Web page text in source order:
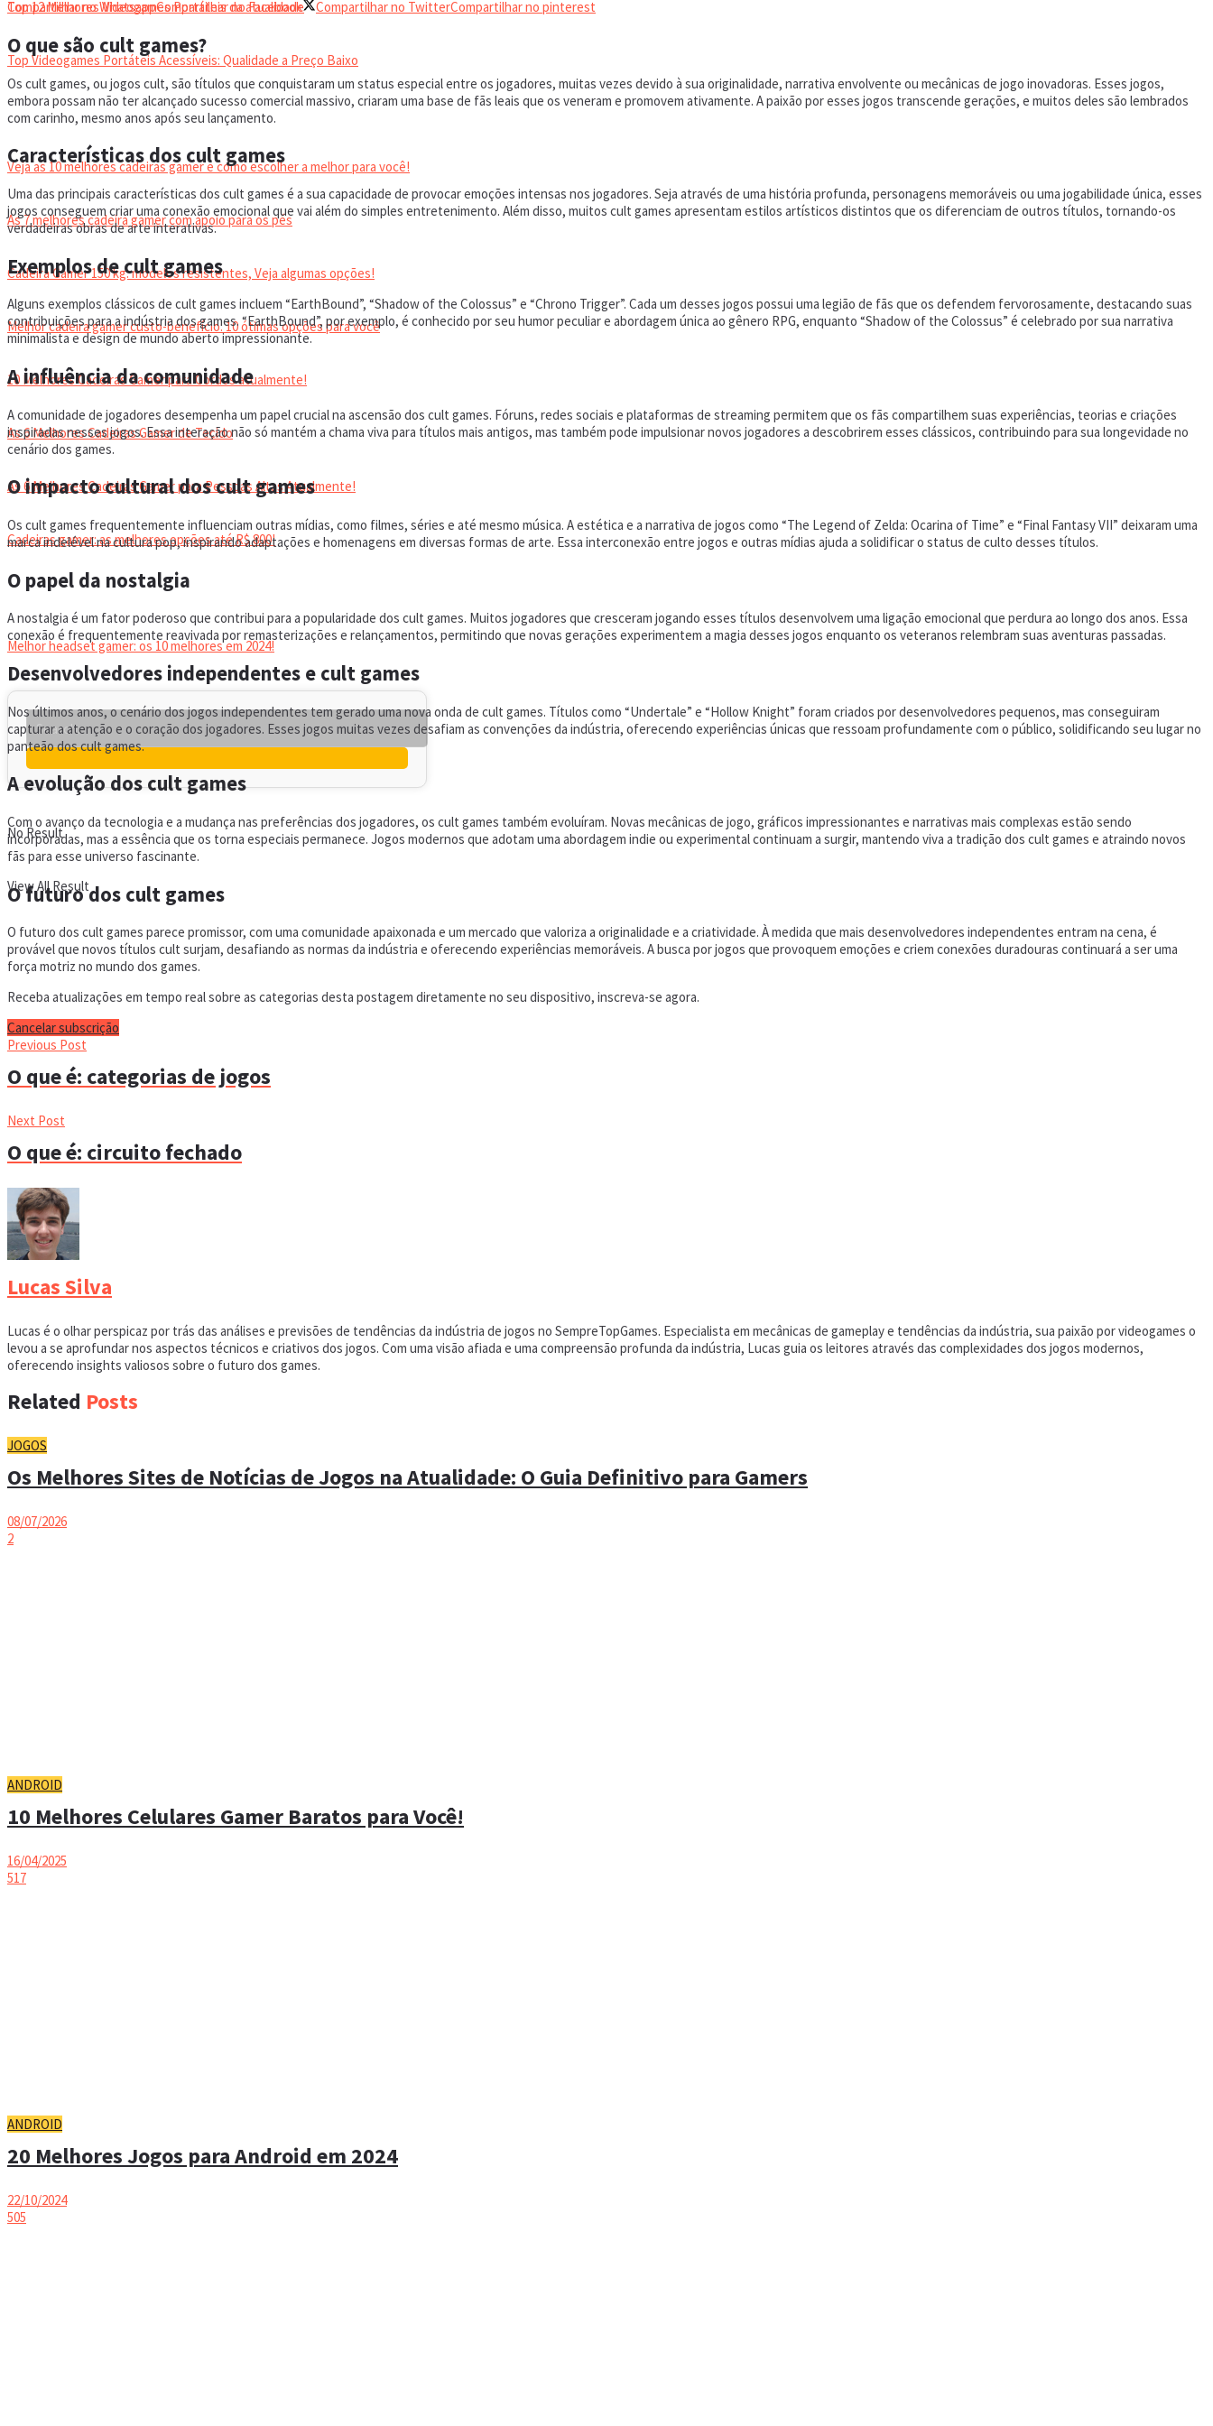
Top 12 Melhores Videogames Portáteis da atualidade
Top Videogames Portáteis Acessíveis: Qualidade a Preço Baixo
CADEIRA GAMER
Veja as 10 melhores cadeiras gamer e como escolher a melhor para você!
As 7 melhores cadeira gamer com apoio para os pés
Cadeira Gamer 150 kg: modelos resistentes, Veja algumas opções!
Melhor cadeira gamer custo-benefício: 10 ótimas opções para você
10 Melhores Cadeiras Gamer para Gordos atualmente!
As 6 Melhores Cadeiras Gamer de Tecido
As 6 Melhores Cadeiras Gamer para Pessoas Altas Atualmente!
Cadeiras gamer: as melhores opções até R$ 800!
HEADSET
Melhor headset gamer: os 10 melhores em 2024!
No Result
View All Result
Compartilhar no WhatsappCompartilhar no Facebook Compartilhar no TwitterCompartilhar no pinterest
O que são cult games?
Os cult games, ou jogos cult, são títulos que conquistaram um status especial entre os jogadores, muitas vezes devido à sua originalidade, narrativa envolvente ou mecânicas de jogo inovadoras. Esses jogos,
embora possam não ter alcançado sucesso comercial massivo, criaram uma base de fãs leais que os veneram e promovem ativamente. A paixão por esses jogos transcende gerações, e muitos deles são lembrados
com carinho, mesmo anos após seu lançamento.
Características dos cult games
Uma das principais características dos cult games é a sua capacidade de provocar emoções intensas nos jogadores. Seja através de uma história profunda, personagens memoráveis ou uma jogabilidade única, esses
jogos conseguem criar uma conexão emocional que vai além do simples entretenimento. Além disso, muitos cult games apresentam estilos artísticos distintos que os diferenciam de outros títulos, tornando-os
verdadeiras obras de arte interativas.
Exemplos de cult games
Alguns exemplos clássicos de cult games incluem “EarthBound”, “Shadow of the Colossus” e “Chrono Trigger”. Cada um desses jogos possui uma legião de fãs que os defendem fervorosamente, destacando suas
contribuições para a indústria dos games. “EarthBound”, por exemplo, é conhecido por seu humor peculiar e abordagem única ao gênero RPG, enquanto “Shadow of the Colossus” é celebrado por sua narrativa
minimalista e design de mundo aberto impressionante.
A influência da comunidade
A comunidade de jogadores desempenha um papel crucial na ascensão dos cult games. Fóruns, redes sociais e plataformas de streaming permitem que os fãs compartilhem suas experiências, teorias e criações
inspiradas nesses jogos. Essa interação não só mantém a chama viva para títulos mais antigos, mas também pode impulsionar novos jogadores a descobrirem esses clássicos, contribuindo para sua longevidade no
cenário dos games.
O impacto cultural dos cult games
Os cult games frequentemente influenciam outras mídias, como filmes, séries e até mesmo música. A estética e a narrativa de jogos como “The Legend of Zelda: Ocarina of Time” e “Final Fantasy VII” deixaram uma
marca indelével na cultura pop, inspirando adaptações e homenagens em diversas formas de arte. Essa interconexão entre jogos e outras mídias ajuda a solidificar o status de culto desses títulos.
O papel da nostalgia
A nostalgia é um fator poderoso que contribui para a popularidade dos cult games. Muitos jogadores que cresceram jogando esses títulos desenvolvem uma ligação emocional que perdura ao longo dos anos. Essa
conexão é frequentemente reavivada por remasterizações e relançamentos, permitindo que novas gerações experimentem a magia desses jogos enquanto os veteranos relembram suas aventuras passadas.
Desenvolvedores independentes e cult games
Nos últimos anos, o cenário dos jogos independentes tem gerado uma nova onda de cult games. Títulos como “Undertale” e “Hollow Knight” foram criados por desenvolvedores pequenos, mas conseguiram
capturar a atenção e o coração dos jogadores. Esses jogos muitas vezes desafiam as convenções da indústria, oferecendo experiências únicas que ressoam profundamente com o público, solidificando seu lugar no
panteão dos cult games.
A evolução dos cult games
Com o avanço da tecnologia e a mudança nas preferências dos jogadores, os cult games também evoluíram. Novas mecânicas de jogo, gráficos impressionantes e narrativas mais complexas estão sendo
incorporadas, mas a essência que os torna especiais permanece. Jogos modernos que adotam uma abordagem indie ou experimental continuam a surgir, mantendo viva a tradição dos cult games e atraindo novos
fãs para esse universo fascinante.
O futuro dos cult games
O futuro dos cult games parece promissor, com uma comunidade apaixonada e um mercado que valoriza a originalidade e a criatividade. À medida que mais desenvolvedores independentes entram na cena, é
provável que novos títulos cult surjam, desafiando as normas da indústria e oferecendo experiências memoráveis. A busca por jogos que provoquem emoções e criem conexões duradouras continuará a ser uma
força motriz no mundo dos games.
Receba atualizações em tempo real sobre as categorias desta postagem diretamente no seu dispositivo, inscreva-se agora.
Cancelar subscrição
Previous Post
O que é: categorias de jogos
Next Post
O que é: circuito fechado
Lucas Silva
Lucas é o olhar perspicaz por trás das análises e previsões de tendências da indústria de jogos no SempreTopGames. Especialista em mecânicas de gameplay e tendências da indústria, sua paixão por videogames o
levou a se aprofundar nos aspectos técnicos e criativos dos jogos. Com uma visão afiada e uma compreensão profunda da indústria, Lucas guia os leitores através das complexidades dos jogos modernos,
oferecendo insights valiosos sobre o futuro dos games.
Related Posts
JOGOS
Os Melhores Sites de Notícias de Jogos na Atualidade: O Guia Definitivo para Gamers
08/07/2026
2
ANDROID
10 Melhores Celulares Gamer Baratos para Você!
16/04/2025
517
ANDROID
20 Melhores Jogos para Android em 2024
22/10/2024
505